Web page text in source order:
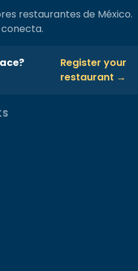
restaurantes de México.
Register your
restaurant →